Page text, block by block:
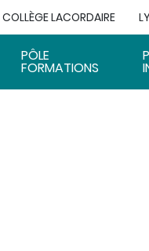
COLLÈGE LACORDAIRE
PÔLE
FORMATIONS